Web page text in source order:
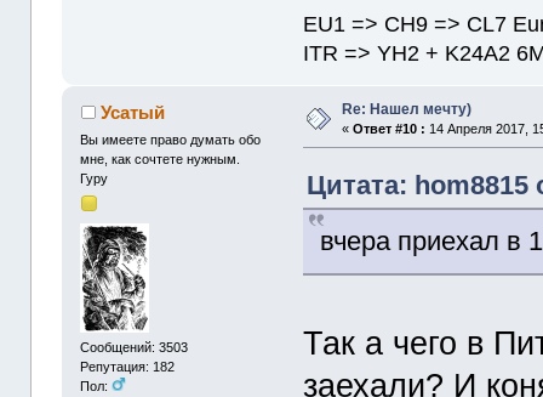
EU1 => CH9 => CL7
ITR => YH2 + K24A2
Усатый
Вы имеете право думать обо
мне, как сочтете нужным.
Гуру
Сообщений: 3503
Репутация: 182
Пол:
Re: Нашел мечту)
«Ответ #10 : 14 Апреля 2017,
Цитата: hom8815
вчера приехал в
Так а чего в
заехали? И